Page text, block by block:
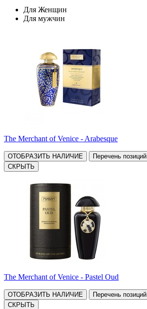
Для Женщин
Для мужчин
The Merchant of Venice - Arabesque
ОТОБРАЗИТЬ НАЛИЧИЕ
Перечень позиций
СКРЫТЬ
The Merchant of Venice - Pastel Oud
ОТОБРАЗИТЬ НАЛИЧИЕ
Перечень позиций
СКРЫТЬ